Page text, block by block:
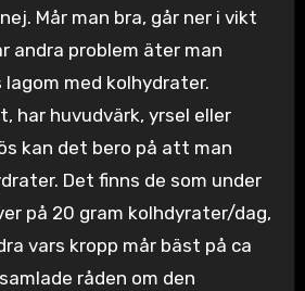
Mår man bra, går ner i vikt
andra problem äter man
med kolhydrater.
har huvudvärk, yrsel eller
kan det bero på att man
Det finns de som under
på 20 gram kolhdyrater/dag,
vars kropp mår bäst på ca
råden om den